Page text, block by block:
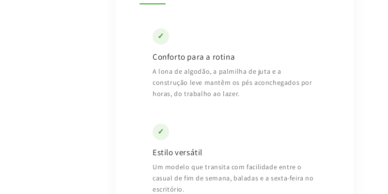
✓
Conforto para a rotina
A lona de algodão, a palmilha de juta e a
construção leve mantêm os pés aconchegados por
horas, do trabalho ao lazer.
✓
Estilo versátil
Um modelo que transita com facilidade entre o
casual de fim de semana, baladas e a sexta-feira no
escritório.